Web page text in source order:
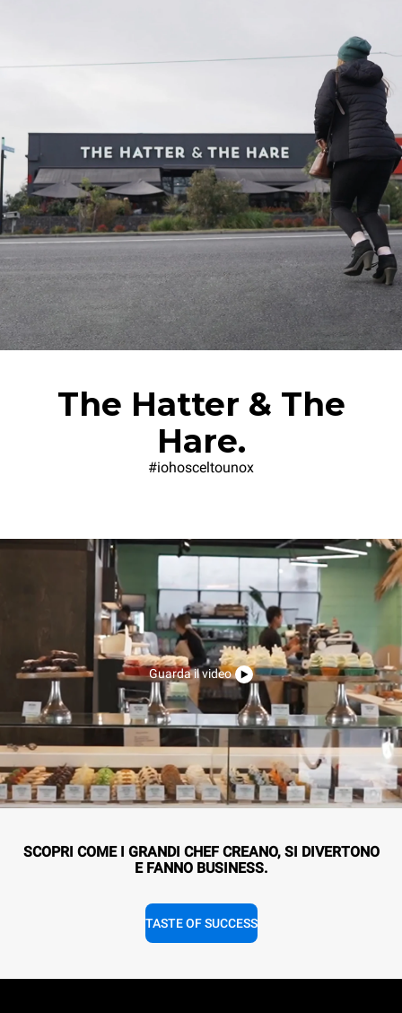
The Hatter & The
Hare.
#iohosceltounox
Guarda il video
SCOPRI COME I GRANDI CHEF CREANO, SI DIVERTONO
E FANNO BUSINESS.
TASTE OF SUCCESS